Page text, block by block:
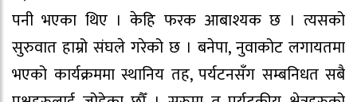
पनी भएका थिए । केहि फरक आबाश्यक छ । त्यसको
सुरुवात हाम्रो संघले गरेको छ । बनेपा, नुवाकोट लगायतमा
भएको कार्यक्रममा स्थानिय तह, पर्यटनसँग सम्बनिधत सबै